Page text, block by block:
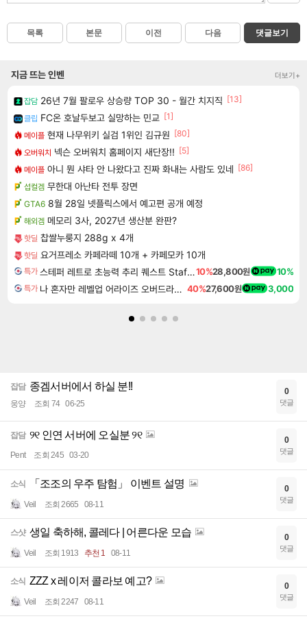
목록 본문 이전 다음 댓글보기
지금 뜨는 인벤 더보기+
잡담 26년 7월 팔로우 상승량 TOP 30 - 월간 치지직 [13]
클립 FC온 호날두보고 실망하는 민교 [1]
메이플 현재 나무위키 실검 1위인 김규원 [80]
오버워치 넥슨 오버워치 홈페이지 새단장!! [5]
메이플 아니 뭔 샤타 안 나왔다고 진짜 화내는 사람도 있네 [86]
섭컬겜 무한대 아난타 전투 장면
GTA6 8월 28일 넷플릭스에서 예고편 공개 예정
해외겜 메모리 3사, 2027년 생산분 완판?
핫딜 찹쌀누룽지 288g x 4개
핫딜 요거프레소 카페라떼 10개 + 카페모카 10개
특가 스테퍼 레트로 초능력 추리 퀘스트 Staffer Retro A Supernatural Mystery Quest10%28,800원 10%
특가 나 혼자만 레벨업 어라이즈 오버드라이브 Solo Leveling Arise 40%27,600원 3,000
잡담 종겜서버에서 하실 분!!
웅양 조회 74 06-25
0
댓글
잡담 ୨୧ 인연 서버에 오실분 ୨୧
Pent 조회 245 03-20
0
댓글
소식 「조조의 우주 탐험」 이벤트 설명
Veil 조회 2665 08-11
0
댓글
스샷 생일 축하해, 콜레다 | 어른다운 모습
Veil 조회 1913 추천 1 08-11
0
댓글
소식 ZZZ x 레이저 콜라보 예고?
Veil 조회 2247 08-11
0
댓글